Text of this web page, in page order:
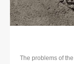
The problems of